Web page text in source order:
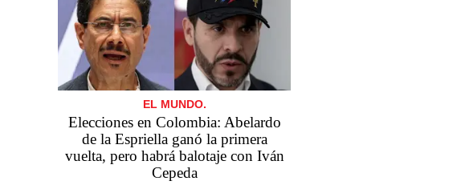
EL MUNDO.
Elecciones en Colombia: Abelardo
de la Espriella ganó la primera
vuelta, pero habrá balotaje con Iván
Cepeda